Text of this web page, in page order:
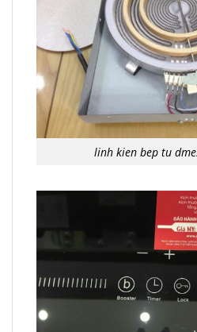
linh kien bep tu